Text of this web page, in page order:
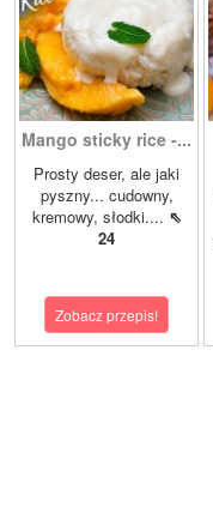
Mango sticky rice -...
Prosty deser, ale jaki
pyszny... cudowny,
kremowy, słodki.... ⇖
24
Zobacz przepis!